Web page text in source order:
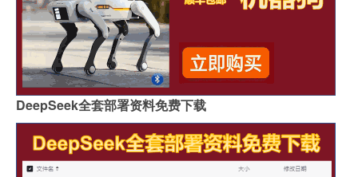
DeepSeek全套部署资料免费下载